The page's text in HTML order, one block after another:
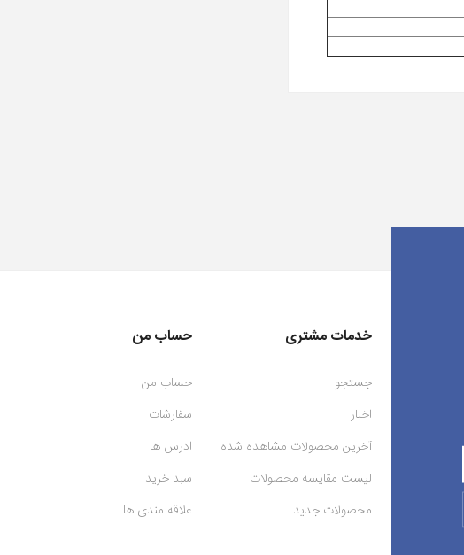
خدمات مشتری
جستجو
اخبار
آخرین محصولات مشاهده شده
لیست مقایسه محصولات
محصولات جدید
حساب من
حساب من
سفارشات
ادرس ها
سبد خرید
علاقه مندی ها